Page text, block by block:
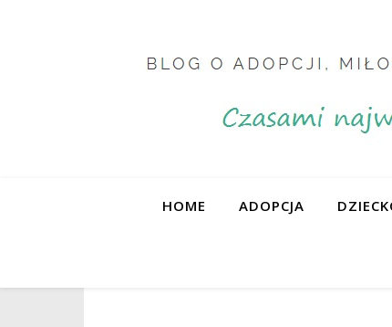
HOME ADOPCJA